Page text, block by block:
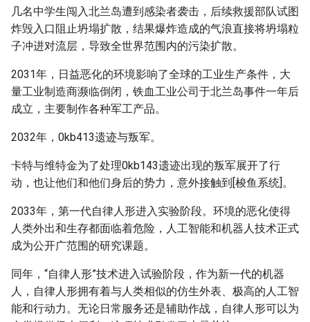
几名中学生闯入北兰岛遭到感染者袭击，后续救援部队试图
炸毁入口阻止坍塌扩散，结果爆炸造成的气浪直接将坍塌粒
子冲进对流层，导致全世界范围内的污染扩散。
2031年，日益恶化的环境影响了全球的工业生产条件，大
量工业制造商濒临倒闭，铁血工业公司于北兰岛事件一年后
成立，主要制作各种军工产品。
2032年，0kb413遗迹与叛军。
卡特与维特金为了处理0kb143遗迹出现的叛军展开了行
动，也让他们和他们身后的势力，意外接触到[梭鱼系统]。
2033年，第一代自律人形进入实验阶段。环境的恶化使得
人类外出和生存都面临着危险，人工智能和机器人技术正式
成为公开广范围的研究课题。
同年，“自律人形”技术进入试验阶段，作为新一代的机器
人，自律人形拥有着与人类相似的仿生外表、极高的人工智
能和行动力。无论日常服务还是辅助作战，自律人形可以为